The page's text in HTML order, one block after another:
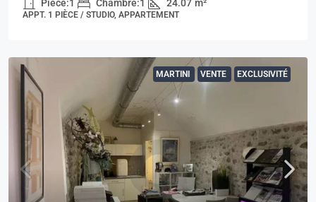
Pièce:1 Chambre:1 24.07 m²
APPT. 1 PIÈCE / STUDIO, APPARTEMENT
MARTINI VENTE EXCLUSIVITÉ